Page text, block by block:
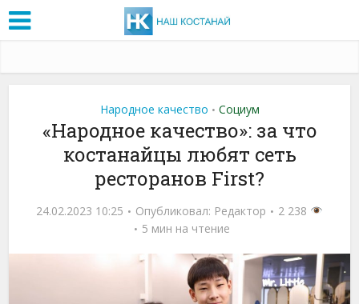
Народное качество • Социум
«Народное качество»: за что
костанайцы любят сеть
ресторанов First?
24.02.2023 10:25 Опубликовал: Редактор
2 238
5 мин на чтение